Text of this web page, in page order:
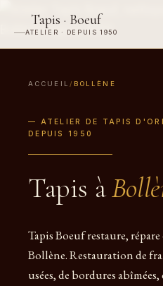
Tapis · Boeuf
ATELIER · DEPUIS 1950
ACCUEIL / BOLLÈNE
— ATELIER DE TAPIS
DEPUIS 1950
Tapis à
Tapis Boeuf restaure,
Bollène. Restauration de
usées, de bordures